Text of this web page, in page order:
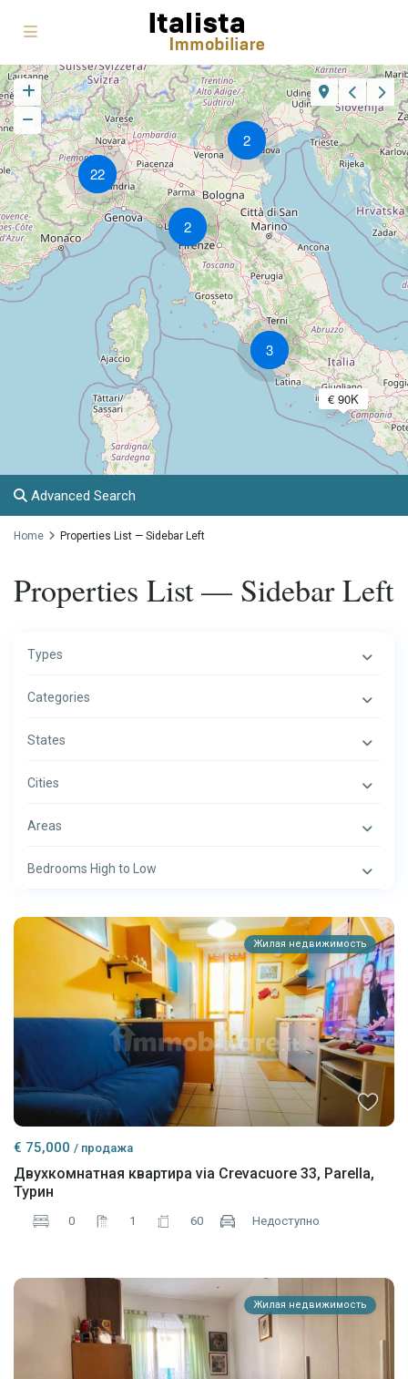
2
3
2
22
€ 90K
Advanced Search
Home Properties List — Sidebar Left
Properties List — Sidebar Left
Types
Categories
States
Cities
Areas
Bedrooms High to Low
Жилая недвижимость
€ 75,000/ продажа
Двухкомнатная квартира via Crevacuore 33, Parella,
Турин
0 1 60 Недоступно
Жилая недвижимость